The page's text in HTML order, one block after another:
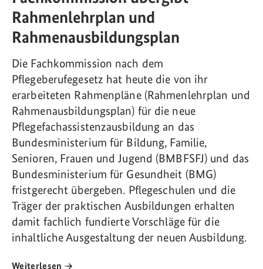
Rahmenlehrplan und
Rahmenausbildungsplan
Die Fachkommission nach dem
Pflegeberufegesetz hat heute die von ihr
erarbeiteten Rahmenpläne (Rahmenlehrplan und
Rahmenausbildungsplan) für die neue
Pflegefachassistenzausbildung an das
Bundesministerium für Bildung, Familie,
Senioren, Frauen und Jugend (BMBFSFJ) und das
Bundesministerium für Gesundheit (BMG)
fristgerecht übergeben. Pflegeschulen und die
Träger der praktischen Ausbildungen erhalten
damit fachlich fundierte Vorschläge für die
inhaltliche Ausgestaltung der neuen Ausbildung.
Weiterlesen